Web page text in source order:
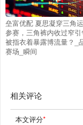
垒富优配 夏思凝穿三角
参赛，三角裤内收过窄引
被指衣着暴露博流量？_
赛场_瞬间
相关评论
本文评分*